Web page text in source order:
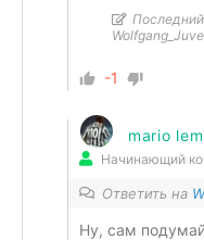
Последний
-1
mario
Начинающий
Ответить на
Ну, сам